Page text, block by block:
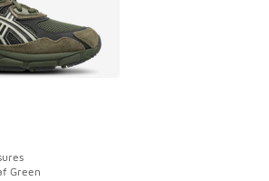
Green